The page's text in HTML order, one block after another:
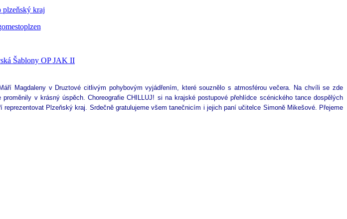
Magdaleny v Druztové citlivým pohybovým vyjádřením, které souznělo s atmosférou večera. Na chvíli se zde
v krásný úspěch. Choreografie CHILLUJ! si na krajské postupové přehlídce scénického tance dospělých
Plzeňský kraj. Srdečně gratulujeme všem tanečnicím i jejich paní učitelce Simoně Mikešové. Přejeme